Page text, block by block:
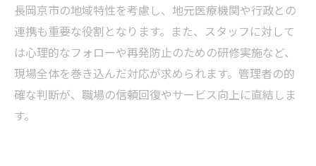
長岡京市の地域特性を考慮し、地元医療機関や行政との
連携も重要な役割となります。また、スタッフに対して
は心理的なフォローや再発防止のための研修実施など、
現場全体を巻き込んだ対応が求められます。管理者の的
確な判断が、職場の信頼回復やサービス向上に直結しま
す。